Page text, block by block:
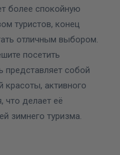
более спокойную
туристов, конец
отличным выбором.
посетить
представляет собой
красоты, активного
что делает её
зимнего туризма.